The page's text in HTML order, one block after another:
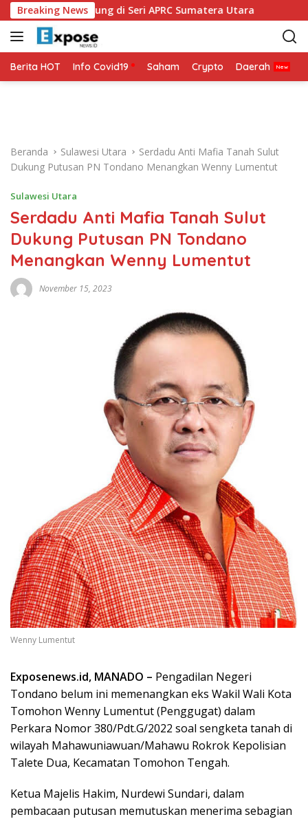
a
g
u
Breaking News
Siap Bertarung di Seri APRC Sumatera Utara
Berita HOT Info Covid19 Saham Crypto Daerah
Beranda Sulawesi Utara
Serdadu Anti Mafia Tanah Sulut
Dukung Putusan PN Tondano Menangkan Wenny Lumentut
Sulawesi Utara
Serdadu Anti Mafia Tanah Sulut
Dukung Putusan PN Tondano
Menangkan Wenny Lumentut
November 15, 2023
Wenny Lumentut
Exposenews.id, MANADO – Pengadilan Negeri
Tondano belum ini memenangkan eks Wakil Wali Kota
Tomohon Wenny Lumentut (Penggugat) dalam
Perkara Nomor 380/Pdt.G/2022 soal sengketa tanah di
wilayah Mahawuniawuan/Mahawu Rokrok Kepolisian
Talete Dua, Kecamatan Tomohon Tengah.
Ketua Majelis Hakim, Nurdewi Sundari, dalam
pembacaan putusan memutuskan menerima sebagian